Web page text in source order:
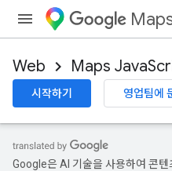
Web Maps
시작하기 영업팀에
Google은 AI 기술을 사용하여 콘텐